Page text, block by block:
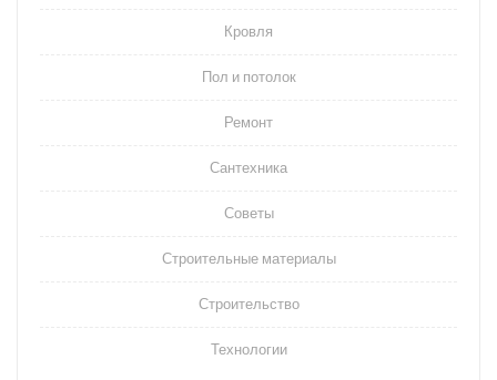
Кровля
Пол и потолок
Ремонт
Сантехника
Советы
Строительные материалы
Строительство
Технологии